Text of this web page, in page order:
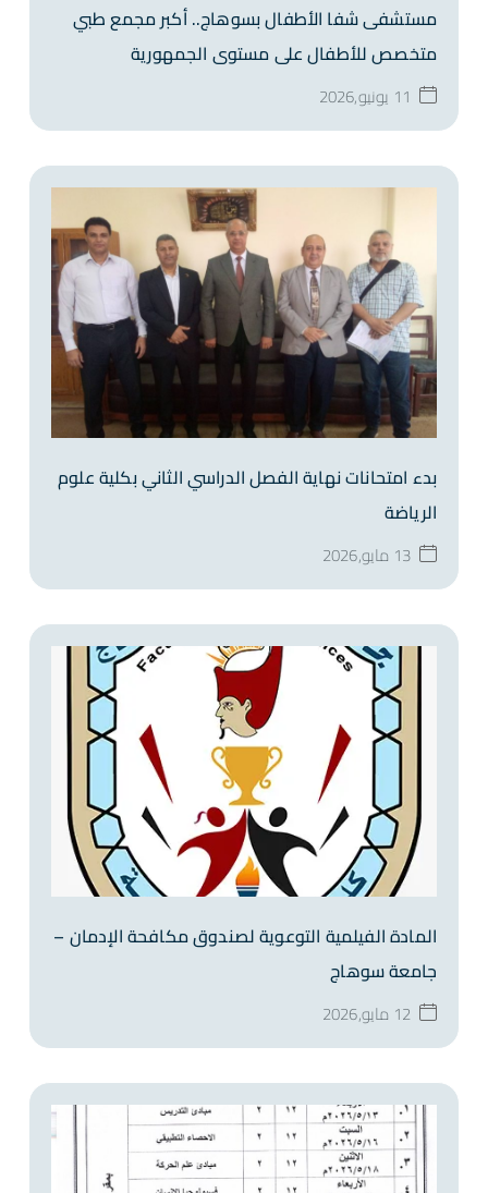
مستشفى شفا الأطفال بسوهاج.. أكبر مجمع طبي
متخصص للأطفال على مستوى الجمهورية
11 يونيو,2026
بدء امتحانات نهاية الفصل الدراسي الثاني بكلية علوم
الرياضة
13 مايو,2026
المادة الفيلمية التوعوية لصندوق مكافحة الإدمان –
جامعة سوهاج
12 مايو,2026